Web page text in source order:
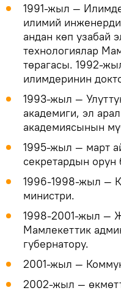
1991-жыл —
илимий
андан көп узабай
технологиялар
төрагасы. 1992-
илимдеринин
1993-жыл —
академиги, эл
академиясынын
1995-жыл — март
секретардын орун
1996-1998-жыл —
министри.
1998-2001-жыл —
Мамлекеттик
губернатору.
2001-жыл —
2002-жыл —